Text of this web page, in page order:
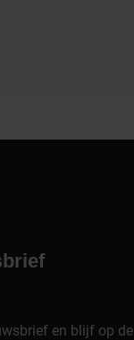
en blijf op de